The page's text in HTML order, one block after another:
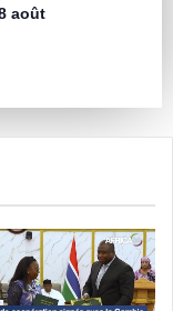
août